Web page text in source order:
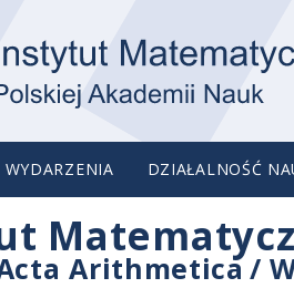
WYDARZENIA DZIAŁALNOŚĆ
Arithmetica/